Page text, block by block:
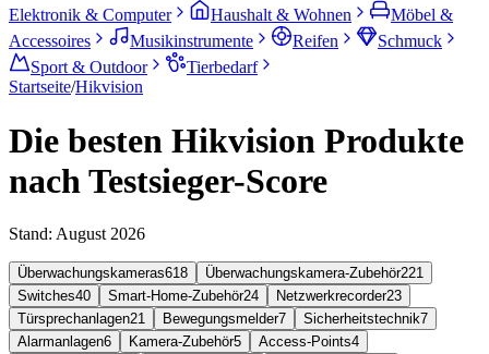
Elektronik & Computer
Haushalt & Wohnen
Möbel &
Accessoires
Musikinstrumente Reifen
Schmuck
Sport & Outdoor
Tierbedarf
Startseite/Hikvision
Die besten Hikvision Produkte
nach Testsieger-Score
Stand: August 2026
Überwachungskameras618 Überwachungskamera-Zubehör221
Switches40 Smart-Home-Zubehör24 Netzwerkrecorder23
Türsprechanlagen21 Bewegungsmelder7 Sicherheitstechnik7
Alarmanlagen6 Kamera-Zubehör5 Access-Points4